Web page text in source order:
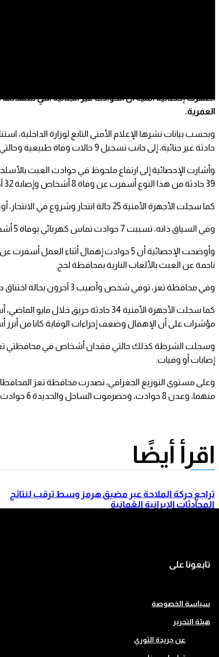
العمرية.
حادثة غير جنائية، إلى جانب تسجيل 9 حالات وفاة طبيعية وحالتي فقدان أشخاص.
وأشارت الإحصائية إلى ارتفاع ملحوظ في حوادث العبث
39 حادثة من هذا النوع أسفرت عن وفاة 8 أشخاص وإصابة 32 آخرين، في ظل الانتشار الواسع للسلاح وضعف الالتزام بإجراءات السلامة والأمان عند التعامل معه.
كما سجلت الأجهزة الأمنية 25 حالة انتحار وشروع في الانتحار، أودت بحياة 16 شخصاً وأدت إلى إصابة 9 آخرين.
وفي السياق ذاته، تسببت 7 حوادث تماس كهربائي بوفاة 5 أشخاص وإصابة 3 آخرين، فيما لقي 6 أشخاص مصرعهم نتيجة السقوط من مرتفعات جبلية أو مبانٍ ومنشآت مختلفة.
ناجمة عن العبث بالألعاب النارية بمحافظة لحج.
وفي محافظة تعز، توفي شخص وأصيب 3 آخرون بحالة اختناق داخل بئر بسبب غازات عوادم مضخة مياه، في حادثة عُزيت إلى الإهمال وعدم اتباع إجراءات السلامة والإنقاذ.
مؤشرات على أن الإهمال وضعف إجراءات الوقاية كانا من أبرز
وسجلت الشرطة كذلك حالتي فقدان أشخاص في محافظتي تعز
إصابات أو وفيات.
منهما، وعدن 8 حوادث، وحضرموت الساحل والحديدة 6 حوادث لكل منهما، وحضرموت الوادي والصحراء 4 حوادث، والمهرة 3 حوادث، وحجة حادثتين، وسقطرى حادثة واحدة.
اقرأ أيضًا
تراجع حركة الملاحة عبر مضيق هرمز وسط ترقب لنتائج
المحادثات الإيرانية العُمانية
تابعونا على
سياسة الخصوصة
هيئة التحرير
عن جريدة الثوري